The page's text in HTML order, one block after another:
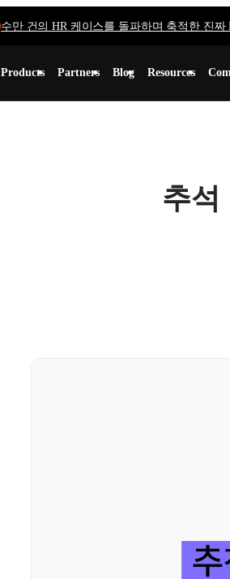
수만 건의 HR 케이스를 돌파하며 축적한 진짜
Products Partners Blog Resources
추석